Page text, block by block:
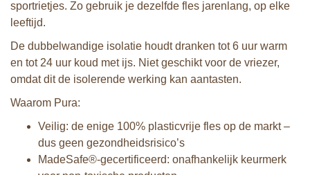
sportrietjes. Zo gebruik je dezelfde fles jarenlang, op elke
leeftijd.
De dubbelwandige isolatie houdt dranken tot 6 uur warm
en tot 24 uur koud met ijs. Niet geschikt voor de vriezer,
omdat dit de isolerende werking kan aantasten.
Waarom Pura:
Veilig: de enige 100% plasticvrije fles op de markt –
dus geen gezondheidsrisico’s
MadeSafe®-gecertificeerd: onafhankelijk keurmerk